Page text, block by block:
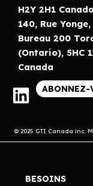
H2Y 2H1 Canada
140, Rue Yonge,
Bureau 200
(Ontario), 5HC
Canada
ABONNEZ-
© 2025 GTI Canada inc.
BESOINS